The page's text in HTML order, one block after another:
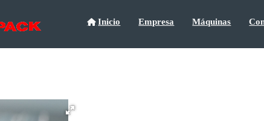
Inicio Empresa Máquinas